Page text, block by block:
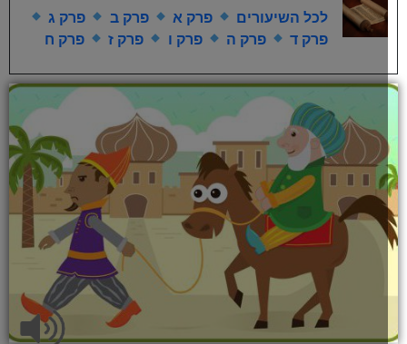
לכל השיעורים פרק א פרק ב
פרק ג
פרק ד
פרק ה פרק ו פרק ז פרק ח